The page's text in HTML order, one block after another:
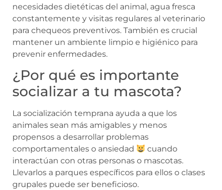
necesidades dietéticas del animal, agua fresca
constantemente y visitas regulares al veterinario
para chequeos preventivos. También es crucial
mantener un ambiente limpio e higiénico para
prevenir enfermedades.
¿Por qué es importante
socializar a tu mascota?
La socialización temprana ayuda a que los
animales sean más amigables y menos
propensos a desarrollar problemas
comportamentales o ansiedad
cuando
interactúan con otras personas o mascotas.
Llevarlos a parques específicos para ellos o clases
grupales puede ser beneficioso.